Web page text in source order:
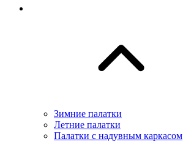
Зимние палатки
Летние палатки
Палатки с надувным каркасом